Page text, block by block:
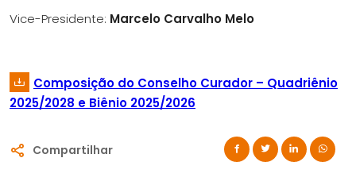
Vice-Presidente: Marcelo Carvalho Melo
Composição do Conselho Curador – Quadriênio
2025/2028 e Biênio 2025/2026
Compartilhar